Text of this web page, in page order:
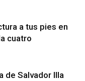
a tus pies en
cuatro
de Salvador Illa